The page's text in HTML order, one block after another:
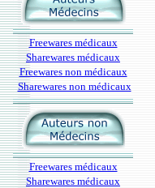
Freewares médicaux
Sharewares médicaux
Freewares non médicaux
Sharewares non médicaux
Freewares médicaux
Sharewares médicaux